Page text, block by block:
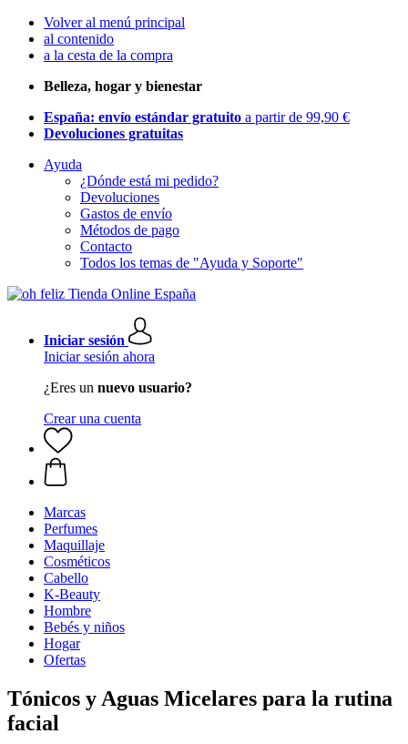
Volver al menú principal
al contenido
a la cesta de la compra
Belleza, hogar y bienestar
España: envío estándar gratuito a partir de 99,90 €
Devoluciones gratuitas
Ayuda
¿Dónde está mi pedido?
Devoluciones
Gastos de envío
Métodos de pago
Contacto
Todos los temas de "Ayuda y Soporte"
Iniciar sesión
Iniciar sesión ahora
¿Eres un nuevo usuario?
Crear una cuenta
Marcas
Perfumes
Maquillaje
Cosméticos
Cabello
K-Beauty
Hombre
Bebés y niños
Hogar
Ofertas
Tónicos y Aguas Micelares para la rutina
facial